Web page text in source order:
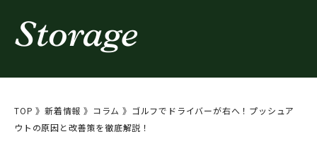
ン
TOP 》新着情報 》 コラム 》 ゴルフでドライバーが右へ！プッシュア
ウトの原因と改善策を徹底解説！